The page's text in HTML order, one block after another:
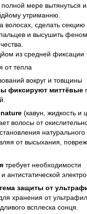
мере вытянуться
утриманню.
волосах, сделать секцию
и высушить
из средней фиксации
от тепла
вокруг и товщины
фиксируют миттёвые
(кавун, жидкость и
волосы от
натурального
от высыхания,
требует необходимости
антистатической
защиты от
хранения от
всплеска сонця.